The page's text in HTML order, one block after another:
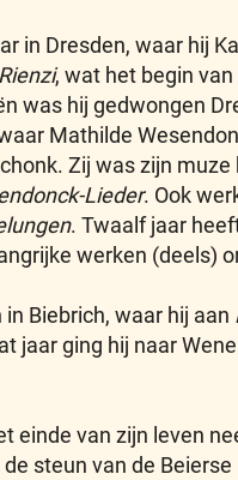
in Dresden, waar hij
Rienzi, wat het begin
was hij gedwongen
Mathilde
Zij was zijn muze
Lieder. Ook
. Twaalf jaar
werken (deels)
Biebrich, waar hij aan
jaar ging hij naar
einde van zijn leven
steun van de Beierse